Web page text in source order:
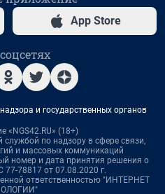
App Store
и государственных органов
«NGS42.RU» (18+)
по надзору в сфере связи,
и массовых коммуникаций
номер и дата принятия решения о
78817 от 07.08.2020 г.
ответственностью "ИНТЕРНЕТ